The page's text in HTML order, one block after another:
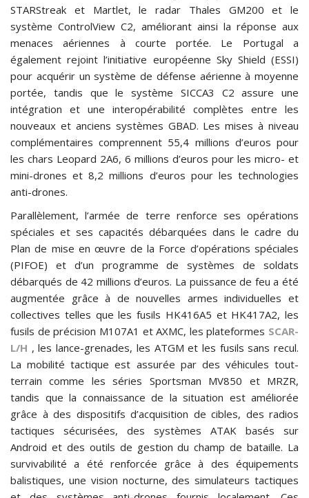
STARStreak et Martlet, le radar Thales GM200 et le
système ControlView C2, améliorant ainsi la réponse aux
menaces aériennes à courte portée. Le Portugal a
également rejoint l’initiative européenne Sky Shield (ESSI)
pour acquérir un système de défense aérienne à moyenne
portée, tandis que le système SICCA3 C2 assure une
intégration et une interopérabilité complètes entre les
nouveaux et anciens systèmes GBAD. Les mises à niveau
complémentaires comprennent 55,4 millions d’euros pour
les chars Leopard 2A6, 6 millions d’euros pour les micro- et
mini-drones et 8,2 millions d’euros pour les technologies
anti-drones.
Parallèlement, l’armée de terre renforce ses opérations
spéciales et ses capacités débarquées dans le cadre du
Plan de mise en œuvre de la Force d’opérations spéciales
(PIFOE) et d’un programme de systèmes de soldats
débarqués de 42 millions d’euros. La puissance de feu a été
augmentée grâce à de nouvelles armes individuelles et
collectives telles que les fusils HK416A5 et HK417A2, les
fusils de précision M107A1 et AXMC, les plateformes SCAR-
L/H , les lance-grenades, les ATGM et les fusils sans recul.
La mobilité tactique est assurée par des véhicules tout-
terrain comme les séries Sportsman MV850 et MRZR,
tandis que la connaissance de la situation est améliorée
grâce à des dispositifs d’acquisition de cibles, des radios
tactiques sécurisées, des systèmes ATAK basés sur
Android et des outils de gestion du champ de bataille. La
survivabilité a été renforcée grâce à des équipements
balistiques, une vision nocturne, des simulateurs tactiques